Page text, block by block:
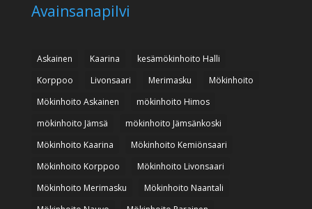
Avainsanapilvi
Askainen Kaarina
kesämökinhoito Halli
Korppoo
Livonsaari Merimasku
Mökinhoito
Mökinhoito Askainen
mökinhoito Himos
mökinhoito Jämsä
mökinhoito Jämsänkoski
Mökinhoito Kaarina
Mökinhoito Kemiönsaari
Mökinhoito Korppoo
Mökinhoito Livonsaari
Mökinhoito Merimasku
Mökinhoito Naantali